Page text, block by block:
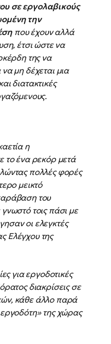
σε εργολαβικούς
την
που έχουν αλλά
έτσι ώστε να
της να
μη δέχεται μια
διατακτικές
η
το ένα ρεκόρ μετά
πολλές φορές
μεικτό
του
τοις πάσι με
οι ελεγκτές
Ελέγχου της
για εργοδοτικές
διακρίσεις σε
κάθε άλλο παρά
της χώρας